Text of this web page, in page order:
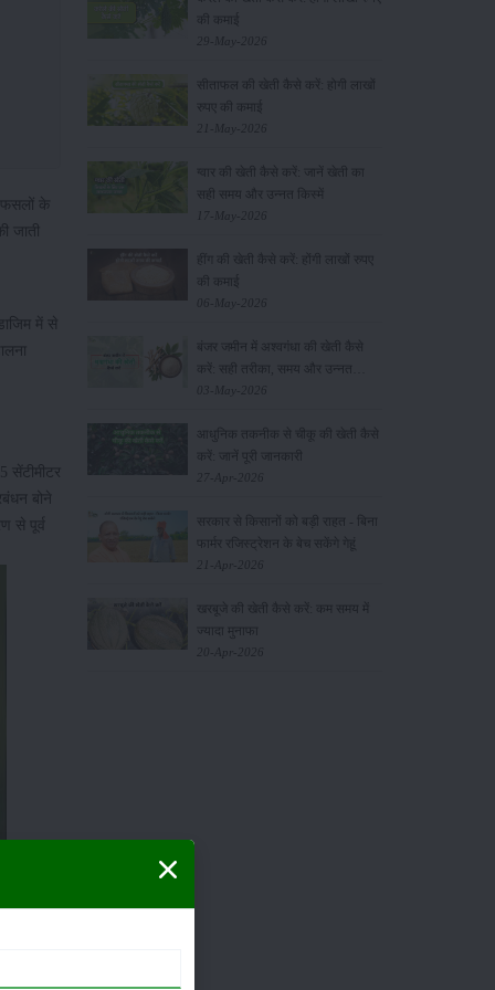
के
जाती
में से
सेंटीमीटर
बोने
पूर्व
की कमाई
29-May-2026
सीताफल की खेती कैसे करें: होगी लाखों
रुपए की कमाई
21-May-2026
ग्वार की खेती कैसे करें: जानें खेती का
सही समय और उन्नत किस्में
17-May-2026
हींग की खेती कैसे करें: होंगी लाखों रुपए
की कमाई
06-May-2026
बंजर जमीन में अश्वगंधा की खेती कैसे
करें: सही तरीका, समय और उन्नत
तकनीकें
03-May-2026
आधुनिक तकनीक से चीकू की खेती कैसे
करें: जानें पूरी जानकारी
27-Apr-2026
सरकार से किसानों को बड़ी राहत - बिना
फार्मर रजिस्ट्रेशन के बेच सकेंगे गेहूं
21-Apr-2026
खरबूजे की खेती कैसे करें: कम समय में
ज्यादा मुनाफा
20-Apr-2026